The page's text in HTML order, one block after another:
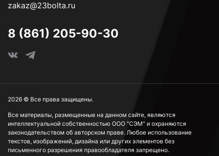
zakaz@23bolta.ru
8 (861) 205-90-30
Все материалы, размещенные на данном сайте, являются
интеллектуальной собственностью ООО "СЭМ" и охраняются
законодательством об авторском праве. Любое использование
текстов, изображений, дизайна или других элементов без
письменного разрешения правообладателя запрещено.
2026 © Все права защищены.